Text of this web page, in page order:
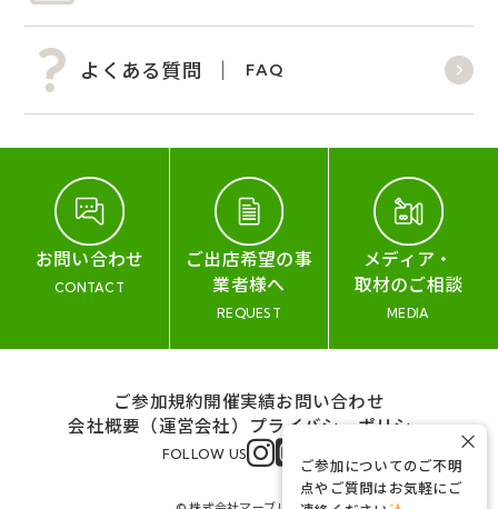
よくある質問 FAQ
お問い合わせ
CONTACT
ご出店希望の事
業者様へ
REQUEST
メディア・
取材のご相談
MEDIA
ご参加規約開催実績お問い合わせ
会社概要（運営会社） プライバシーポリシー
FOLLOW US
ご参加についてのご不明
点やご質問はお気軽にご
×